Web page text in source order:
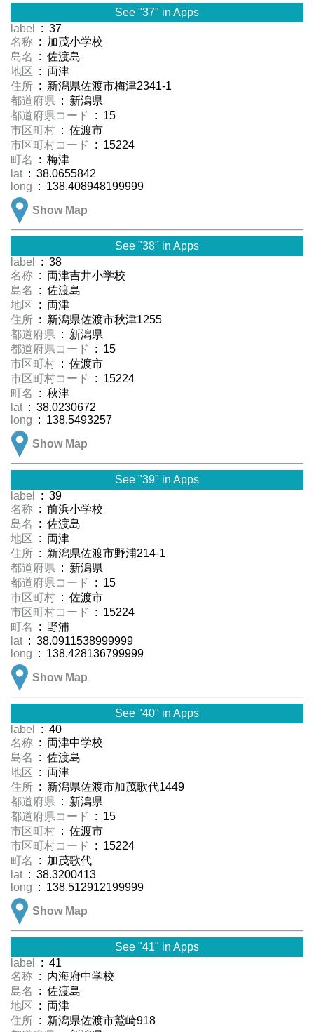
See "37" in Apps
label
: 37
名称 : 加茂小学校
島名
: 佐渡島
地区 : 両津
住所 : 新潟県佐渡市梅津2341-1
都道府県 : 新潟県
都道府県コード
: 15
市区町村 : 佐渡市
市区町村コード
: 15224
町名
: 梅津
lat : 38.0655842
long : 138.408948199999
Show Map
See "38" in Apps
label
: 38
名称 : 両津吉井小学校
島名
: 佐渡島
地区 : 両津
住所 : 新潟県佐渡市秋津1255
都道府県 : 新潟県
都道府県コード
: 15
市区町村 : 佐渡市
市区町村コード
: 15224
町名
: 秋津
lat : 38.0230672
long : 138.5493257
Show Map
See "39" in Apps
label
: 39
名称 : 前浜小学校
島名
: 佐渡島
地区 : 両津
住所 : 新潟県佐渡市野浦214-1
都道府県 : 新潟県
都道府県コード
: 15
市区町村 : 佐渡市
市区町村コード
: 15224
町名
: 野浦
lat : 38.0911538999999
long : 138.428136799999
Show Map
See "40" in Apps
label
: 40
名称 : 両津中学校
島名
: 佐渡島
地区 : 両津
住所 : 新潟県佐渡市加茂歌代1449
都道府県 : 新潟県
都道府県コード
: 15
市区町村 : 佐渡市
市区町村コード
: 15224
町名
: 加茂歌代
lat : 38.3200413
long : 138.512912199999
Show Map
See "41" in Apps
label
: 41
名称 : 内海府中学校
島名
: 佐渡島
地区 : 両津
住所 : 新潟県佐渡市鷲崎918